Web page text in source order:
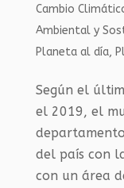
Cambio
Ambiental y
Planeta al día,
Según el
el 2019, el
del país con
con un área